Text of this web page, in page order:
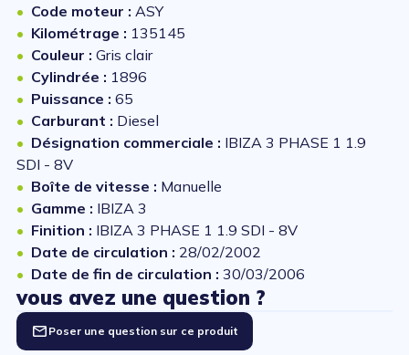
Code moteur : ASY
Kilométrage : 135145
Couleur : Gris clair
Cylindrée : 1896
Puissance : 65
Carburant : Diesel
Désignation commerciale : IBIZA 3 PHASE 1 1.9
SDI - 8V
Boîte de vitesse : Manuelle
Gamme : IBIZA 3
Finition : IBIZA 3 PHASE 1 1.9 SDI - 8V
Date de circulation : 28/02/2002
Date de fin de circulation : 30/03/2006
vous avez une question ?
Poser une question sur ce produit